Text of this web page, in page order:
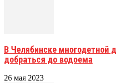
В Челябинске многодетной
добраться до водоема
26 мая 2023